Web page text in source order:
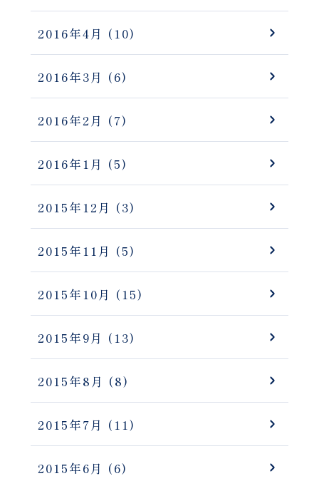
2016年4月 (10)
2016年3月 (6)
2016年2月 (7)
2016年1月 (5)
2015年12月 (3)
2015年11月 (5)
2015年10月 (15)
2015年9月 (13)
2015年8月 (8)
2015年7月 (11)
2015年6月 (6)